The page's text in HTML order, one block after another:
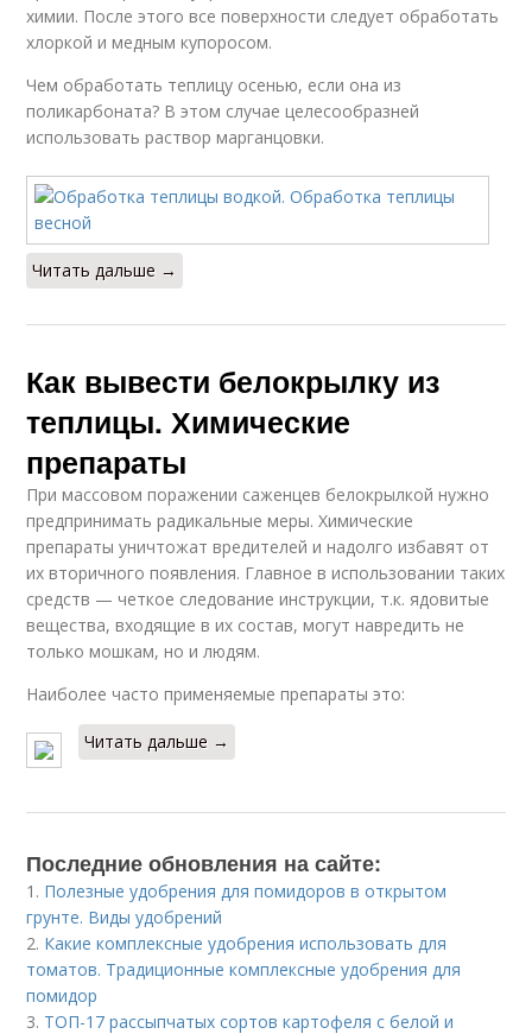
химии. После этого все поверхности следует обработать
хлоркой и медным купоросом.
Чем обработать теплицу осенью, если она из
поликарбоната? В этом случае целесообразней
использовать раствор марганцовки.
Читать дальше →
Как вывести белокрылку из
теплицы. Химические
препараты
При массовом поражении саженцев белокрылкой нужно
предпринимать радикальные меры. Химические
препараты уничтожат вредителей и надолго избавят от
их вторичного появления. Главное в использовании таких
средств — четкое следование инструкции, т.к. ядовитые
вещества, входящие в их состав, могут навредить не
только мошкам, но и людям.
Наиболее часто применяемые препараты это:
Читать дальше →
Последние обновления на сайте:
1. Полезные удобрения для помидоров в открытом
грунте. Виды удобрений
2. Какие комплексные удобрения использовать для
томатов. Традиционные комплексные удобрения для
помидор
3. ТОП-17 рассыпчатых сортов картофеля с белой и